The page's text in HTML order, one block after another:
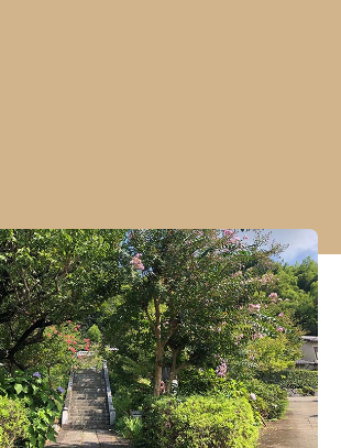
能
ことができますので、お参りと
ことができます。在来仏教の方
問です。